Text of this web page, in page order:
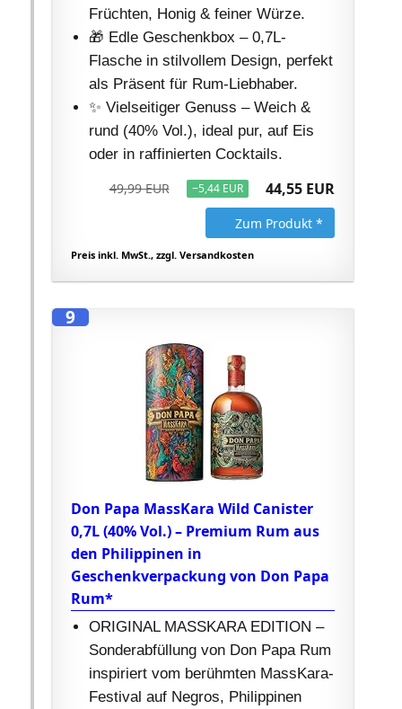
Früchten, Honig & feiner Würze.
🎁 Edle Geschenkbox – 0,7L-
Flasche in stilvollem Design, perfekt
als Präsent für Rum-Liebhaber.
✨ Vielseitiger Genuss – Weich &
rund (40% Vol.), ideal pur, auf Eis
oder in raffinierten Cocktails.
49,99 EUR −5,44 EUR 44,55 EUR
Zum Produkt *
Preis inkl. MwSt., zzgl. Versandkosten
9
Don Papa MassKara Wild Canister
0,7L (40% Vol.) – Premium Rum aus
den Philippinen in
Geschenkverpackung von Don Papa
Rum*
ORIGINAL MASSKARA EDITION –
Sonderabfüllung von Don Papa Rum
inspiriert vom berühmten MassKara-
Festival auf Negros, Philippinen